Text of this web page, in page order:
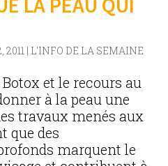
2011 | L'INFO DE LA SEMAINE
et le recours au
à la peau une
travaux menés aux
que des
marquent le